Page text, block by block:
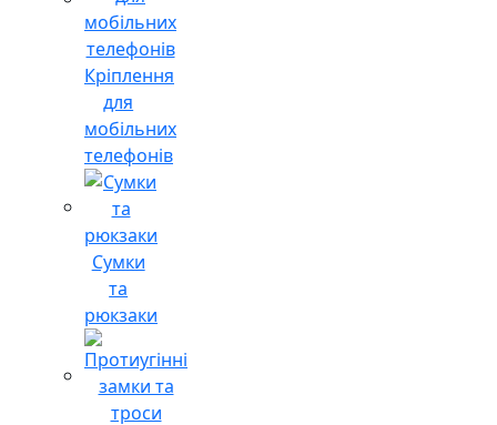
Кріплення
для
мобільних
телефонів
Сумки
та
рюкзаки